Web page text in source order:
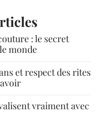
: le secret
monde
et respect des rites
vraiment avec